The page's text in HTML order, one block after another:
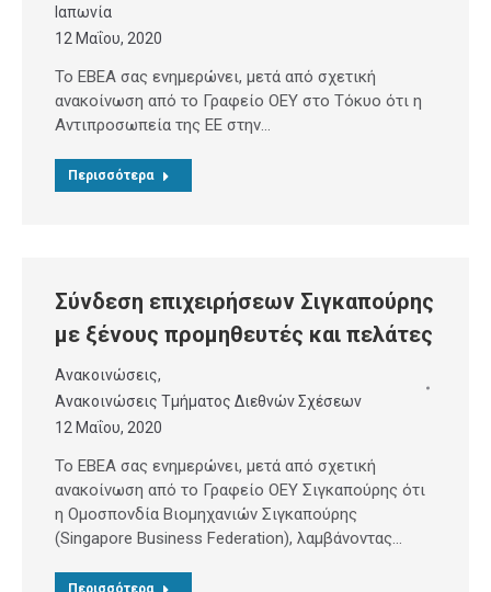
Ιαπωνία
12 Μαΐου, 2020
Το ΕΒΕΑ σας ενημερώνει, μετά από σχετική
ανακοίνωση από το Γραφείο ΟΕΥ στο Τόκυο ότι η
Αντιπροσωπεία της ΕΕ στην…
Περισσότερα
Σύνδεση επιχειρήσεων Σιγκαπούρης
με ξένους προμηθευτές και πελάτες
Ανακοινώσεις,
Ανακοινώσεις Τμήματος Διεθνών Σχέσεων
12 Μαΐου, 2020
Το ΕΒΕΑ σας ενημερώνει, μετά από σχετική
ανακοίνωση από το Γραφείο ΟΕΥ Σιγκαπούρης ότι
η Ομοσπονδία Βιομηχανιών Σιγκαπούρης
(Singapore Business Federation), λαμβάνοντας…